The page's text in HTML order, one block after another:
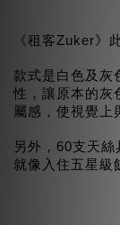
《租客Zuker》
款式是白色及灰
性，讓原本的灰
屬感，使視覺上
另外，60支天
就像入住五星級